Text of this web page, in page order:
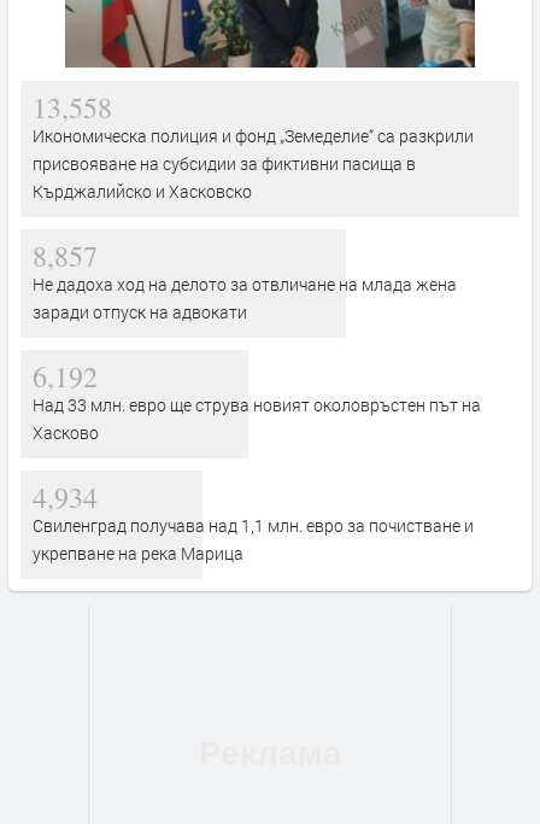
13,558
Икономическа полиция и фонд „Земеделие“ са разкрили
присвояване на субсидии за фиктивни пасища в
Кърджалийско и Хасковско
8,857
Не дадоха ход на делото за отвличане на млада жена
заради отпуск на адвокати
6,192
Над 33 млн. евро ще струва новият околовръстен път на
Хасково
4,934
Свиленград получава над 1,1 млн. евро за почистване и
укрепване на река Марица